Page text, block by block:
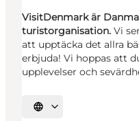
VisitDenmark är
turistorganisation. Vi
att upptäcka det allra
erbjuda! Vi hoppas att
upplevelser och
Välj språk